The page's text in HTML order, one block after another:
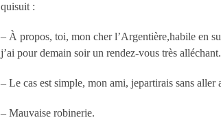
quisuit :
– À propos, toi, mon cher l’Argentière,habile en
j’ai pour demain soir un rendez-vous très alléchant.
– Le cas est simple, mon ami, jepartirais sans
– Mauvaise robinerie.